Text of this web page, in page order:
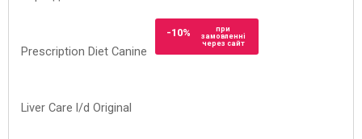
-10%
при
замовленні
через сайт